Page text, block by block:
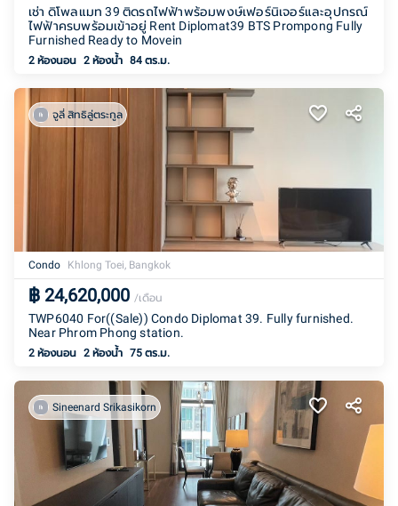
เช่า ดิโพลแมท 39 ติดรถไฟฟ้าพร้อมพงษ์เฟอร์นิเจอร์และอุปกรณ์
ไฟฟ้าครบพร้อมเข้าอยู่ Rent Diplomat39 BTS Prompong Fully
Furnished Ready to Movein
2 ห้องนอน 2 ห้องน้ำ 84 ตร.ม.
จูลี่ สิทธิลู่ตระกูล
Condo Khlong Toei, Bangkok
฿ 24,620,000 /เดือน
TWP6040 For((Sale)) Condo Diplomat 39. Fully furnished.
Near Phrom Phong station.
2 ห้องนอน 2 ห้องน้ำ 75 ตร.ม.
Sineenard Srikasikorn